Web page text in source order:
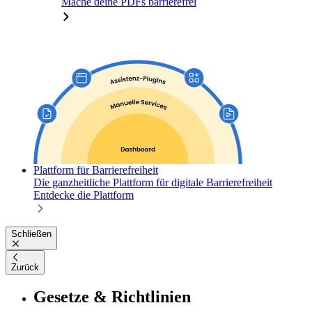
Plattform für Barrierefreiheit
Die ganzheitliche Plattform für digitale Barrierefreiheit
Entdecke die Plattform
Schließen
Zurück
Gesetze & Richtlinien